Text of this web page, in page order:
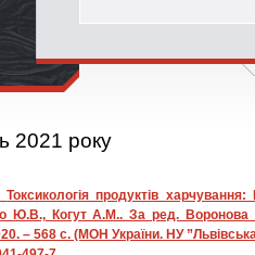
2021 року
Токсикологія продуктів
Ю.В., Когут А.М.. За ред. Воронова
– 568 с. (МОН України. НУ